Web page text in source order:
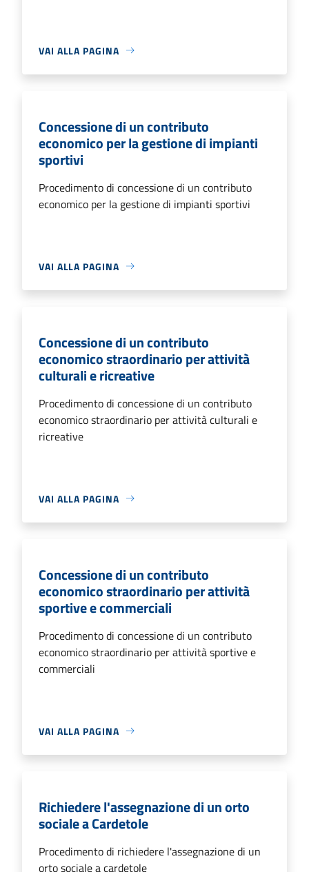
VAI ALLA PAGINA
Concessione di un contributo
economico per la gestione di impianti
sportivi
Procedimento di concessione di un contributo
economico per la gestione di impianti sportivi
VAI ALLA PAGINA
Concessione di un contributo
economico straordinario per attività
culturali e ricreative
Procedimento di concessione di un contributo
economico straordinario per attività culturali e
ricreative
VAI ALLA PAGINA
Concessione di un contributo
economico straordinario per attività
sportive e commerciali
Procedimento di concessione di un contributo
economico straordinario per attività sportive e
commerciali
VAI ALLA PAGINA
Richiedere l'assegnazione di un orto
sociale a Cardetole
Procedimento di richiedere l'assegnazione di un
orto sociale a cardetole